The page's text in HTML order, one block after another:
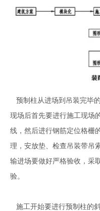
预制柱从进场到吊装完毕
现场后首先要进行施工现场
线，然后进行钢筋定位格栅
理，安放垫、检查吊装带吊
输进场要做好严格验收，采
验。
施工开始要进行预制柱的